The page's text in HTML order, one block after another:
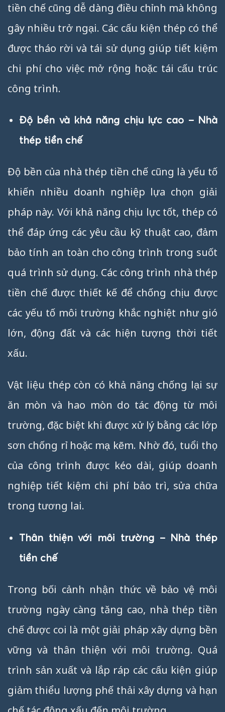
tiền chế cũng dễ dàng điều chỉnh mà không
gây nhiều trở ngại. Các cấu kiện thép có thể
được tháo rời và tái sử dụng giúp tiết kiệm
chi phí cho việc mở rộng hoặc tái cấu trúc
công trình.
Độ bền và khả năng chịu lực cao – Nhà
thép tiền chế
Độ bền của nhà thép tiền chế cũng là yếu tố
khiến nhiều doanh nghiệp lựa chọn giải
pháp này. Với khả năng chịu lực tốt, thép có
thể đáp ứng các yêu cầu kỹ thuật cao, đảm
bảo tính an toàn cho công trình trong suốt
quá trình sử dụng. Các công trình nhà thép
tiền chế được thiết kế để chống chịu được
các yếu tố môi trường khắc nghiệt như gió
lớn, động đất và các hiện tượng thời tiết
xấu.
Vật liệu thép còn có khả năng chống lại sự
ăn mòn và hao mòn do tác động từ môi
trường, đặc biệt khi được xử lý bằng các lớp
sơn chống rỉ hoặc mạ kẽm. Nhờ đó, tuổi thọ
của công trình được kéo dài, giúp doanh
nghiệp tiết kiệm chi phí bảo trì, sửa chữa
trong tương lai.
Thân thiện với môi trường – Nhà thép
tiền chế
Trong bối cảnh nhận thức về bảo vệ môi
trường ngày càng tăng cao, nhà thép tiền
chế được coi là một giải pháp xây dựng bền
vững và thân thiện với môi trường. Quá
trình sản xuất và lắp ráp các cấu kiện giúp
giảm thiểu lượng phế thải xây dựng và hạn